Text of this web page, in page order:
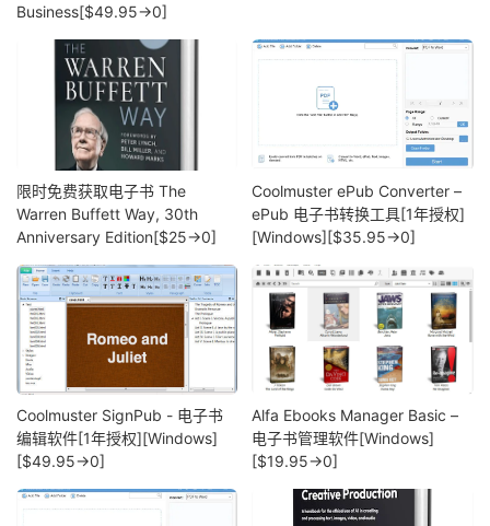
Business[$49.95→0]
限时免费获取电子书 The
Warren Buffett Way, 30th
Anniversary Edition[$25→0]
Coolmuster ePub Converter –
ePub 电子书转换工具[1年授权]
[Windows][$35.95→0]
Coolmuster SignPub - 电子书
编辑软件[1年授权][Windows]
[$49.95→0]
Alfa Ebooks Manager Basic –
电子书管理软件[Windows]
[$19.95→0]